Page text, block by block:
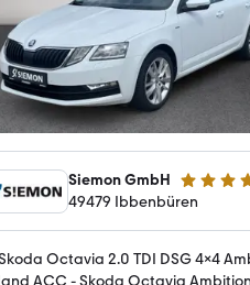
Siemon GmbH 4.8 Sterne
49479 Ibbenbüren